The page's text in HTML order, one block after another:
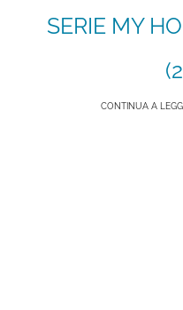
SERIE MY
CONTINUA A